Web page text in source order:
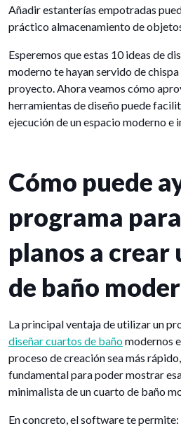
Añadir estanterías empotradas
práctico almacenamiento de
Esperemos que estas 10 ideas de
moderno te hayan servido de
proyecto. Ahora veamos cómo
herramientas de diseño puede
ejecución de un espacio moderno e
Cómo puede
programa
planos a crear
de baño
La principal ventaja de utilizar un
diseñar cuartos de bañomodernos
proceso de creación sea más
fundamental para poder mostrar
minimalista de un cuarto de baño
En concreto, el software te permite: